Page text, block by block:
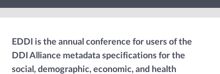
EDDI is the annual conference for users of the
DDI Alliance metadata specifications for the
social, demographic, economic, and health